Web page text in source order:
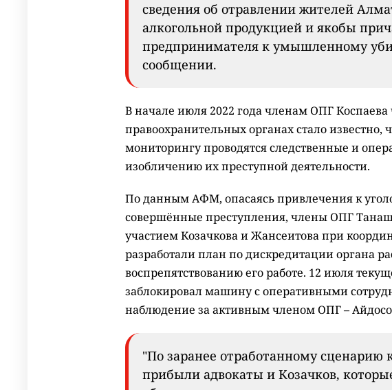
сведения об отравлении жителей
алкогольной продукцией и якобы
предпринимателя к умышленному
сообщении.
В начале июля 2022 года членам ОПГ Коспаева
правоохранительных органах стало
мониторингу проводятся следственные и
изобличению их преступной деятельности.
По данным АФМ, опасаясь привлечения к
совершённые преступления, члены ОПГ
участием Козачкова и Жансеитова при
разработали план по дискредитации органа
воспрепятствованию его работе. 12 июля
заблокировал машину с оперативными
наблюдение за активным членом ОПГ –
"По заранее отработанному сценарию
прибыли адвокаты и Козачков,